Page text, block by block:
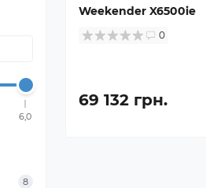
6,0
8
Weekender X6500ie
0
69 132 грн.